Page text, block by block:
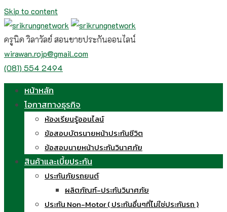
Skip to content
ครูนิด วิลาวัลย์ สอนขายประกันออนไลน์
wirawan.rojp@gmail.com
(081) 554 2494
หน้าหลัก
โอกาสทางธุรกิจ
ห้องเรียนรู้ออนไลน์
ข้อสอบบัตรนายหน้าประกันชีวิต
ข้อสอบนายหน้าประกันวินาศภัย
สินค้าและเบี้ยประกัน
ประกันภัยรถยนต์
ผลิตภัณฑ์-ประกันวินาศภัย
ประกัน Non-Motor ( ประกันอื่นๆที่ไม่ใช่ประกันรถ )